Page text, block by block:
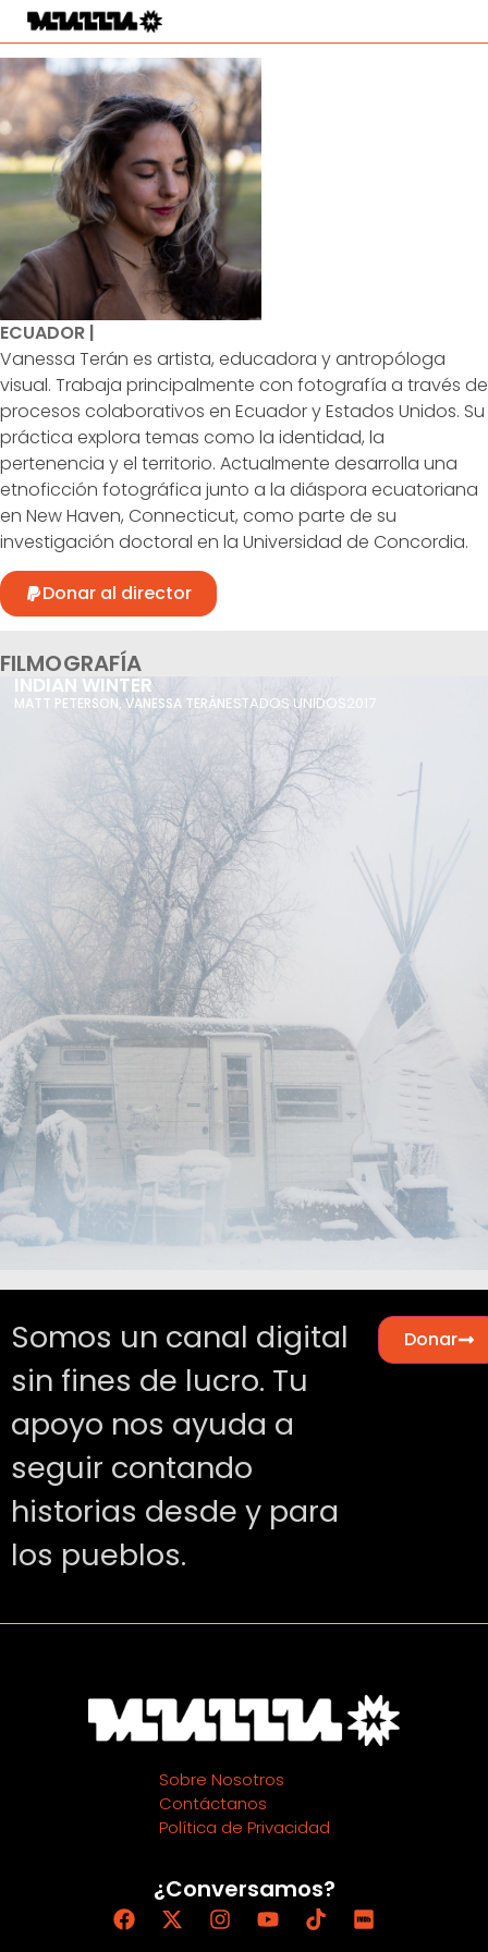
ECUADOR |
Vanessa Terán es artista, educadora y antropóloga
visual. Trabaja principalmente con fotografía a través de
procesos colaborativos en Ecuador y Estados Unidos. Su
práctica explora temas como la identidad, la
pertenencia y el territorio. Actualmente desarrolla una
etnoficción fotográfica junto a la diáspora ecuatoriana
en New Haven, Connecticut, como parte de su
investigación doctoral en la Universidad de Concordia.
Donar al director
FILMOGRAFÍA
INDIAN WINTER
MATT PETERSON,VANESSA TERÁNESTADOS UNIDOS2017
Somos un canal digital
sin fines de lucro. Tu
apoyo nos ayuda a
seguir contando
historias desde y para
los pueblos.
Donar
Sobre Nosotros
Contáctanos
Política de Privacidad
¿Conversamos?